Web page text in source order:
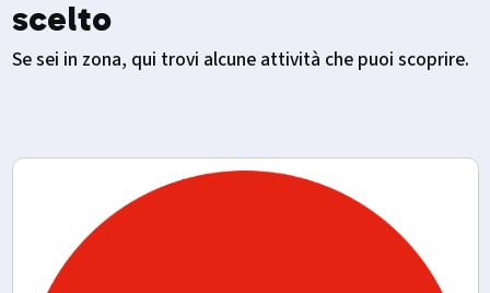
scelto
Se sei in zona, qui trovi alcune attività che puoi scoprire.